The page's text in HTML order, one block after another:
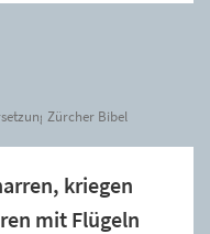
Zürcher Bibel
kriegen
mit Flügeln